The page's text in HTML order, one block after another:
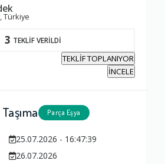
Türkiye
3 TEKLİF VERİLDİ
TEKLİF TOPLANIYOR
İNCELE
Parça Eşya
25.07.2026 - 16:47:39
26.07.2026